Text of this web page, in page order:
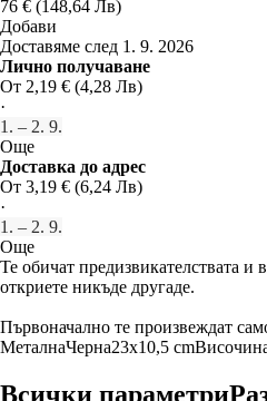
76 € (148,64 Лв)
Добави
Доставяме след 1. 9. 2026
Лично получаване
От 2,19 € (4,28 Лв)
·
1. – 2. 9.
Още
Доставка до адрес
От 3,19 € (6,24 Лв)
·
1. – 2. 9.
Още
Те обичат предизвикателствата и
откриете никъде другаде.
Първоначално те произвеждат
МеталнаЧерна23x10,5 cm
Всички параметри